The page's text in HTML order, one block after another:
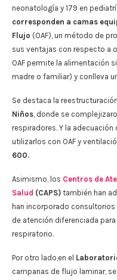
neonatología y 179 en
corresponden a camas
Flujo (OAF), un método de
sus ventajas con respecto a
OAF permite la alimentación
madre o familiar) y conlleva
Se destaca la
Niños, donde se
respiradores. Y la
utilizarlos con OAF y
600.
Asimismo, los Centros de
Salud (CAPS) también han
han incorporado
de atención diferenciada
respiratorio.
Por otro lado,en el
campanas de flujo laminar,